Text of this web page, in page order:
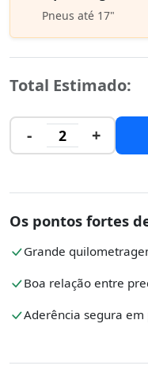
Pneus até 17"
Total Estimado:
- 2 +
Os pontos fortes
Grande
Boa relação entre
Aderência segura em